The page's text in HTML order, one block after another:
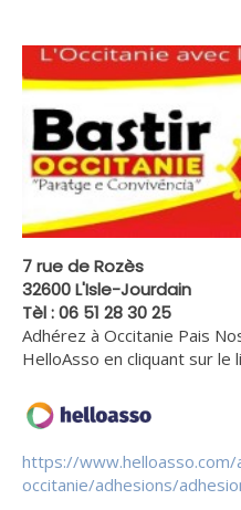
7 rue de Rozès
32600 L'Isle-Jourdain
Tèl : 06 51 28 30 25
Adhérez à Occitanie Pais
HelloAsso en cliquant sur le
https://
occitanie/adhesions/